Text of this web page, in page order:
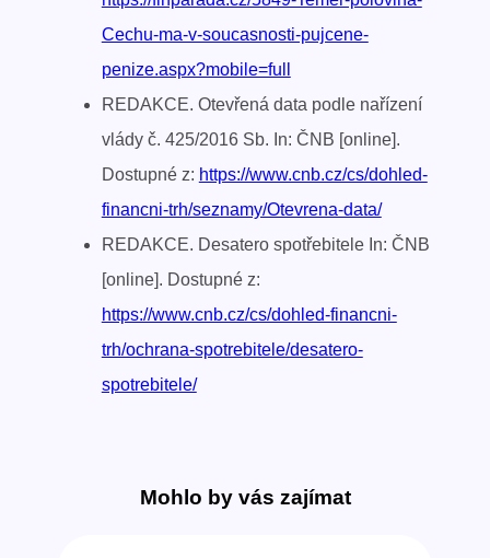
Cechu-ma-v-soucasnosti-pujcene-
penize.aspx?mobile=full
REDAKCE. Otevřená data podle nařízení
vlády č. 425/2016 Sb. In: ČNB [online].
Dostupné z: https://www.cnb.cz/cs/dohled-
financni-trh/seznamy/Otevrena-data/
REDAKCE. Desatero spotřebitele In: ČNB
[online]. Dostupné z:
https://www.cnb.cz/cs/dohled-financni-
trh/ochrana-spotrebitele/desatero-
spotrebitele/
Mohlo by vás zajímat